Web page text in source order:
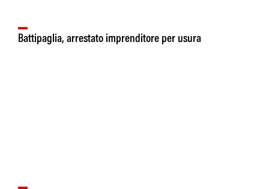
Battipaglia, arrestato imprenditore per usura